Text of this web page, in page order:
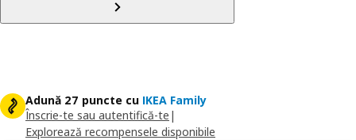
Adună 27 puncte cu IKEA Family
Înscrie-te sau autentifică-te |
Explorează recompensele disponibile